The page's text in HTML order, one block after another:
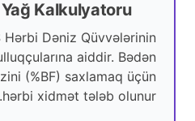
Kalkulyatoru
Hərbi Dəniz Qüvvələrinin
aiddir. Bədən
(%BF) saxlamaq üçün
hərbi xidmət tələb olunur.